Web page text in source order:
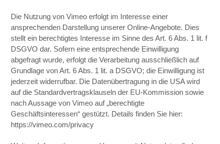
Die Nutzung von Vimeo erfolgt im Interesse einer
ansprechenden Darstellung unserer Online-Angebote. Dies
stellt ein berechtigtes Interesse im Sinne des Art. 6 Abs. 1 lit. f
DSGVO dar. Sofern eine entsprechende Einwilligung
abgefragt wurde, erfolgt die Verarbeitung ausschließlich auf
Grundlage von Art. 6 Abs. 1 lit. a DSGVO; die Einwilligung ist
jederzeit widerrufbar. Die Datenübertragung in die USA wird
auf die Standardvertragsklauseln der EU-Kommission sowie
nach Aussage von Vimeo auf „berechtigte
Geschäftsinteressen“ gestützt. Details finden Sie hier:
https://vimeo.com/privacy